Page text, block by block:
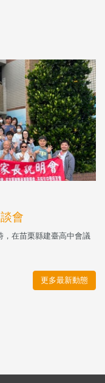
會
在苗栗縣建臺高中會議
更多最新動態